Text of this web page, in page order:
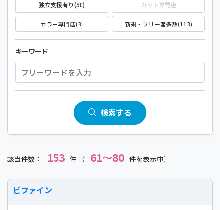
独立支援有り(58) カット専門店
カラー専門店(3) 新規・フリー客多数(113)
キーワード
検索する
該当件数： 153 件 （ 61～80 件を表示中）
ビファイン